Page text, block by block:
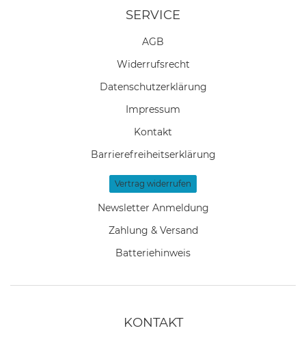
SERVICE
AGB
Widerrufs­recht
Daten­schutz­erklärung
Impressum
Kontakt
Barrierefreiheitserklärung
Vertrag widerrufen
Newsletter Anmeldung
Zahlung & Versand
Batteriehinweis
KONTAKT